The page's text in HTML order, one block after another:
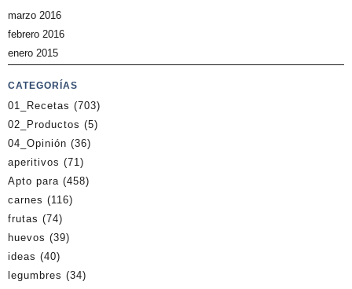
marzo 2016
febrero 2016
enero 2015
CATEGORÍAS
01_Recetas (703)
02_Productos (5)
04_Opinión (36)
aperitivos (71)
Apto para (458)
carnes (116)
frutas (74)
huevos (39)
ideas (40)
legumbres (34)